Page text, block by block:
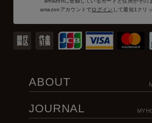
amazonアカウントでログイン して最短1クリ
ABOUT
JOURNAL